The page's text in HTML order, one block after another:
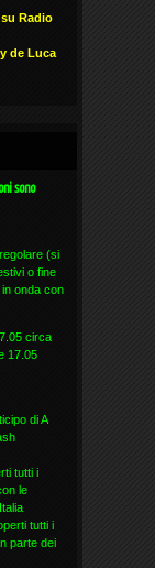
Radio
de Luca
sono
(si
o fine
onda con
circa
17.05
di A
tutti i
le
tutti i
parte dei